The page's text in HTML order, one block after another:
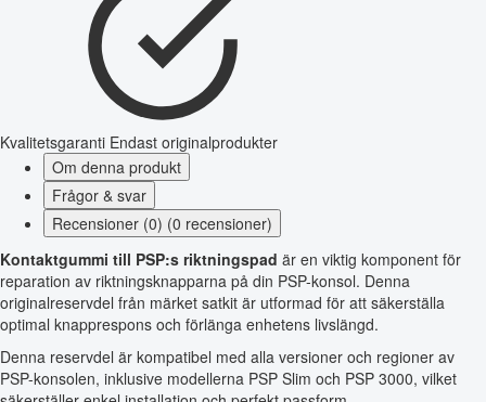
Kvalitetsgaranti Endast originalprodukter
Om denna produkt
Frågor & svar
Recensioner (0) (0 recensioner)
Kontaktgummi till PSP:s riktningspad är en viktig komponent för
reparation av riktningsknapparna på din PSP-konsol. Denna
originalreservdel från märket satkit är utformad för att säkerställa
optimal knapprespons och förlänga enhetens livslängd.
Denna reservdel är kompatibel med alla versioner och regioner av
PSP-konsolen, inklusive modellerna PSP Slim och PSP 3000, vilket